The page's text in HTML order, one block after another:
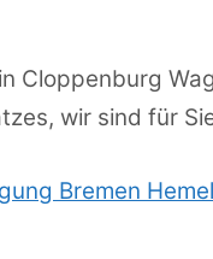
Cloppenburg
wir sind für
Bremen